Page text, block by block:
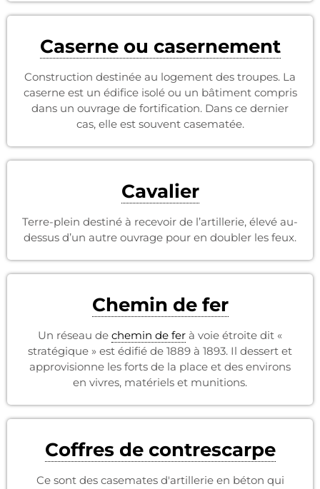
Caserne ou casernement
Construction destinée au logement des troupes. La
caserne est un édifice isolé ou un bâtiment compris
dans un ouvrage de fortification. Dans ce dernier
cas, elle est souvent casematée.
Cavalier
Terre-plein destiné à recevoir de l’artillerie, élevé au-
dessus d’un autre ouvrage pour en doubler les feux.
Chemin de fer
Un réseau de chemin de fer à voie étroite dit «
stratégique » est édifié de 1889 à 1893. Il dessert et
approvisionne les forts de la place et des environs
en vivres, matériels et munitions.
Coffres de contrescarpe
Ce sont des casemates d'artillerie en béton qui